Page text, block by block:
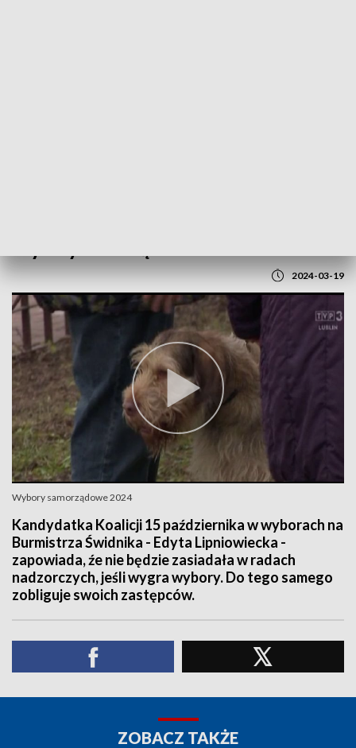
2024-03-19
Wybory samorządowe 2024
Kandydatka Koalicji 15 października w wyborach na
Burmistrza Świdnika - Edyta Lipniowiecka -
zapowiada, źe nie będzie zasiadała w radach
nadzorczych, jeśli wygra wybory. Do tego samego
zobliguje swoich zastępców.
ZOBACZ TAKŻE